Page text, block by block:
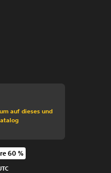
dem
auf dieses und
dem Originalpreis
60 %